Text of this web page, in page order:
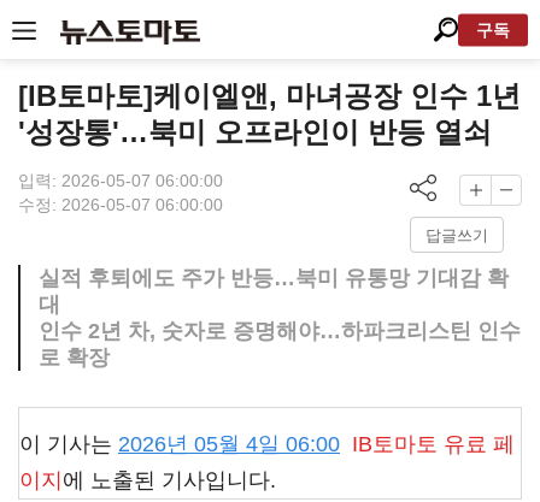
구독
[IB토마토]케이엘앤, 마녀공장 인수 1년
'성장통'…북미 오프라인이 반등 열쇠
입력: 2026-05-07 06:00:00
수정: 2026-05-07 06:00:00
답글쓰기
실적 후퇴에도 주가 반등…북미 유통망 기대감 확
대
인수 2년 차, 숫자로 증명해야…하파크리스틴 인수
로 확장
이 기사는 2026년 05월 4일 06:00 IB토마토 유료 페
이지 에 노출된 기사입니다.